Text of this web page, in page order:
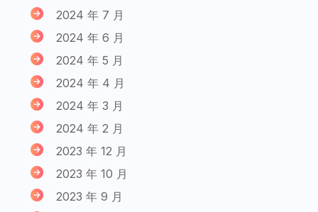
2024 年 7 月
2024 年 6 月
2024 年 5 月
2024 年 4 月
2024 年 3 月
2024 年 2 月
2023 年 12 月
2023 年 10 月
2023 年 9 月